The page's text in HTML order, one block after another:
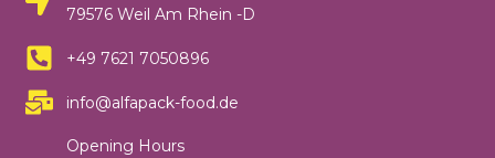
79576 Weil Am Rhein -D
+49 7621 7050896
info@alfapack-food.de
Opening Hours